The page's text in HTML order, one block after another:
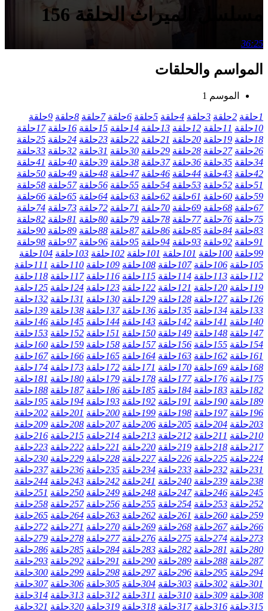
مسلسل الميراث الحلقة 156
36:25
المواسم والحلقات
الموسم 1
1حلقة 2حلقة 3حلقة 4حلقة 5حلقة 6حلقة 7حلقة 8حلقة 9حلقة
10حلقة 11حلقة 12حلقة 13حلقة 14حلقة 15حلقة 16حلقة 17حلقة
18حلقة 19حلقة 20حلقة 21حلقة 22حلقة 23حلقة 24حلقة 25حلقة
26حلقة 27حلقة 28حلقة 29حلقة 30حلقة 31حلقة 32حلقة 33حلقة
34حلقة 35حلقة 36حلقة 37حلقة 38حلقة 39حلقة 40حلقة 41حلقة
42حلقة 43حلقة 44حلقة 46حلقة 47حلقة 48حلقة 49حلقة 50حلقة
51حلقة 52حلقة 53حلقة 54حلقة 55حلقة 56حلقة 57حلقة 58حلقة
59حلقة 60حلقة 61حلقة 62حلقة 63حلقة 64حلقة 65حلقة 66حلقة
67حلقة 68حلقة 69حلقة 70حلقة 71حلقة 72حلقة 73حلقة 74حلقة
75حلقة 76حلقة 77حلقة 78حلقة 79حلقة 80حلقة 81حلقة 82حلقة
83حلقة 84حلقة 85حلقة 86حلقة 87حلقة 88حلقة 89حلقة 90حلقة
91حلقة 92حلقة 93حلقة 94حلقة 95حلقة 96حلقة 97حلقة 98حلقة
99حلقة 100حلقة 101حلقة 101حلقة 102حلقة 103حلقة 104حلقة
105حلقة 106حلقة 107حلقة 108حلقة 109حلقة 110حلقة 111حلقة
112حلقة 113حلقة 114حلقة 115حلقة 116حلقة 117حلقة 118حلقة
119حلقة 120حلقة 121حلقة 122حلقة 123حلقة 124حلقة 125حلقة
126حلقة 127حلقة 128حلقة 129حلقة 130حلقة 131حلقة 132حلقة
133حلقة 134حلقة 135حلقة 136حلقة 137حلقة 138حلقة 139حلقة
140حلقة 141حلقة 142حلقة 143حلقة 144حلقة 145حلقة 146حلقة
147حلقة 148حلقة 149حلقة 150حلقة 151حلقة 152حلقة 153حلقة
154حلقة 155حلقة 156حلقة 157حلقة 158حلقة 159حلقة 160حلقة
161حلقة 162حلقة 163حلقة 164حلقة 165حلقة 166حلقة 167حلقة
168حلقة 169حلقة 170حلقة 171حلقة 172حلقة 173حلقة 174حلقة
175حلقة 176حلقة 177حلقة 178حلقة 179حلقة 180حلقة 181حلقة
182حلقة 183حلقة 184حلقة 185حلقة 186حلقة 187حلقة 188حلقة
189حلقة 190حلقة 191حلقة 192حلقة 193حلقة 194حلقة 195حلقة
196حلقة 197حلقة 198حلقة 199حلقة 200حلقة 201حلقة 202حلقة
203حلقة 204حلقة 205حلقة 206حلقة 207حلقة 208حلقة 209حلقة
210حلقة 211حلقة 212حلقة 213حلقة 214حلقة 215حلقة 216حلقة
217حلقة 218حلقة 219حلقة 220حلقة 221حلقة 222حلقة 223حلقة
224حلقة 225حلقة 226حلقة 227حلقة 228حلقة 229حلقة 230حلقة
231حلقة 232حلقة 233حلقة 234حلقة 235حلقة 236حلقة 237حلقة
238حلقة 239حلقة 240حلقة 241حلقة 242حلقة 243حلقة 244حلقة
245حلقة 246حلقة 247حلقة 248حلقة 249حلقة 250حلقة 251حلقة
252حلقة 253حلقة 254حلقة 255حلقة 256حلقة 257حلقة 258حلقة
259حلقة 260حلقة 261حلقة 262حلقة 263حلقة 264حلقة 265حلقة
266حلقة 267حلقة 268حلقة 269حلقة 270حلقة 271حلقة 272حلقة
273حلقة 274حلقة 275حلقة 276حلقة 277حلقة 278حلقة 279حلقة
280حلقة 281حلقة 282حلقة 283حلقة 284حلقة 285حلقة 286حلقة
287حلقة 288حلقة 289حلقة 290حلقة 291حلقة 292حلقة 293حلقة
294حلقة 295حلقة 296حلقة 297حلقة 298حلقة 299حلقة 300حلقة
301حلقة 302حلقة 303حلقة 304حلقة 305حلقة 306حلقة 307حلقة
308حلقة 309حلقة 310حلقة 311حلقة 312حلقة 313حلقة 314حلقة
315حلقة 316حلقة 317حلقة 318حلقة 319حلقة 320حلقة 321حلقة